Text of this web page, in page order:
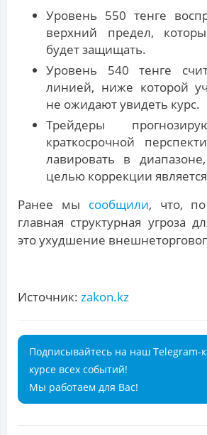
Уровень 550 тенге
верхний предел,
будет защищать.
Уровень 540 тенге
линией, ниже которой
не ожидают увидеть курс.
Трейдеры
краткосрочной
лавировать в
целью коррекции
Ранее мы сообщили, что,
главная структурная угроза
это ухудшение
Источник: zakon.kz
Подписывайтесь на наш Telegram-
курсе всех событий!
Мы работаем для Вас!